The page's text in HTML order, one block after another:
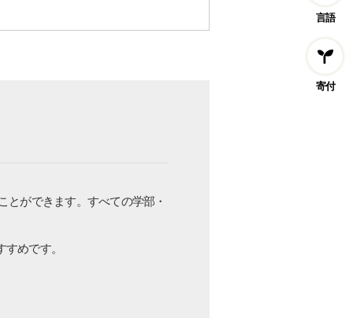
言語
寄付
ができます。すべての学部・
めです。